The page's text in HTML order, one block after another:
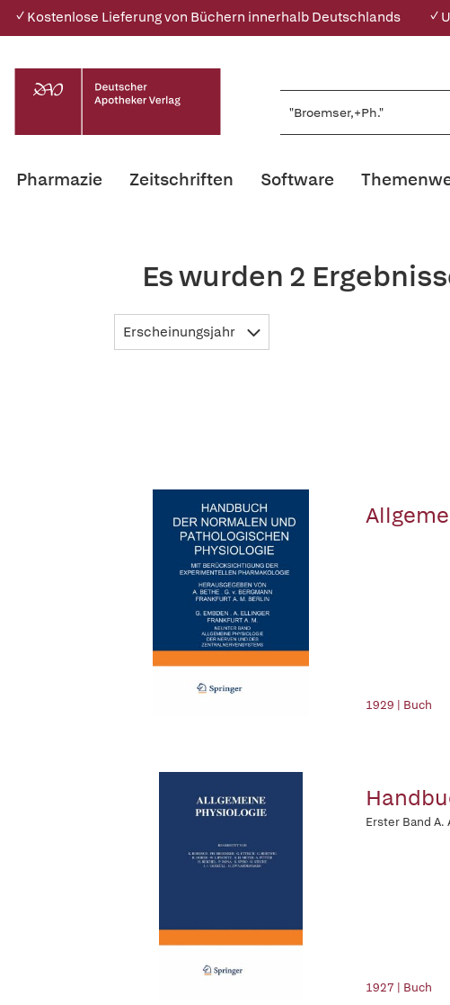
✓ Kostenlose Lieferung von Büchern innerhalb Deutschlands ✓
Pharmazie Zeitschriften Software
Es wurden 2
Erscheinungsjahr
1929 | Buch
Erster Band
1927 | Buch